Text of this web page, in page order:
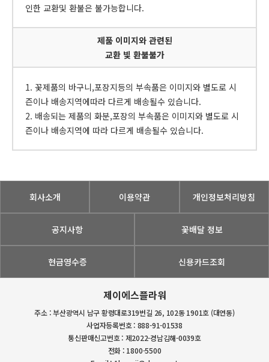
인한 교환및 환불은 불가능합니다.
제품 이미지와 관련된
교환 빛 환불불가
1. 꽃제품의 바구니,포장지등의 부속품은 이미지와 별도로 시
즌이나 배송지역에따라 다르게 배송될수 있습니다.
2. 배송되는 제품의 화분,포장의 부속품은 이미지와 별도로 시
즌이나 배송지역에 따라 다르게 배송될수 있습니다.
회사소개 이용약관 개인정보처리방침
공지사항 꽃배달 정보
현금영수증 신용카드조회
제이에스플라워
주소 : 부산광역시 남구 황령대로319번길 26, 102동 1901호 (대연동)
사업자등록번호 : 888-91-01538
통신판매신고번호 : 제2022-경남김해-0039호
전화 : 1800-5500